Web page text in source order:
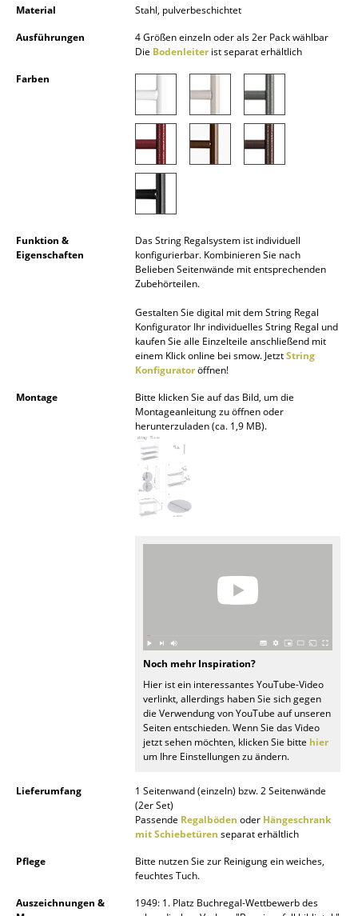
Schreibtischleuchten
Stehleuchten & Leseleuchten
... alle Leuchten
Nachttische & Bettzubehör
Aufbewahrungsboxen
Vorhänge
... alle Accessoires
Material
Stahl, pulverbeschichtet
Ausführungen
4 Größen einzeln oder als 2er Pack wählbar
Die Bodenleiterist separat erhältlich
Farben
Funktion &
Eigenschaften
Das String Regalsystem ist individuell
konfigurierbar. Kombinieren Sie nach
Belieben Seitenwände mit entsprechenden
Zubehörteilen.
Gestalten Sie digital mit dem String Regal
Konfigurator Ihr individuelles String Regal und
kaufen Sie alle Einzelteile anschließend mit
einem Klick online bei smow. JetztString
Konfiguratoröffnen!
Montage
Bitte klicken Sie auf das Bild, um die
Montageanleitung zu öffnen oder
herunterzuladen (ca. 1,9 MB).
Noch mehr Inspiration?
Hier ist ein interessantes YouTube-Video
verlinkt, allerdings haben Sie sich gegen
die Verwendung von YouTube auf unseren
Seiten entschieden. Wenn Sie das Video
jetzt sehen möchten, klicken Sie bitte hier
um Ihre Einstellungen zu ändern.
Lieferumfang
1 Seitenwand (einzeln) bzw. 2 Seitenwände
(2er Set)
Passende Regalböden oder Hängeschrank
mit Schiebetüren separat erhältlich
Pflege
Bitte nutzen Sie zur Reinigung ein weiches,
feuchtes Tuch.
Auszeichnungen &
1949: 1. Platz Buchregal-Wettbewerb des